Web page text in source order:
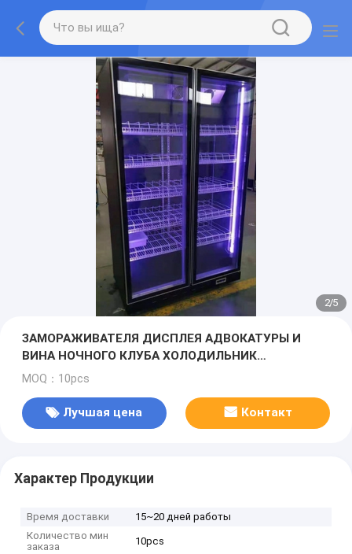
2/5
ЗАМОРАЖИВАТЕЛЯ ДИСПЛЕЯ АДВОКАТУРЫ И
ВИНА НОЧНОГО КЛУБА ХОЛОДИЛЬНИК
ПРЕДАННОГО ВЕРТИКАЛЬНЫЙ
MOQ：10pcs
Лучшая цена Контакт
Характер Продукции
Время доставки
15~20 дней работы
Количество мин
заказа
10pcs